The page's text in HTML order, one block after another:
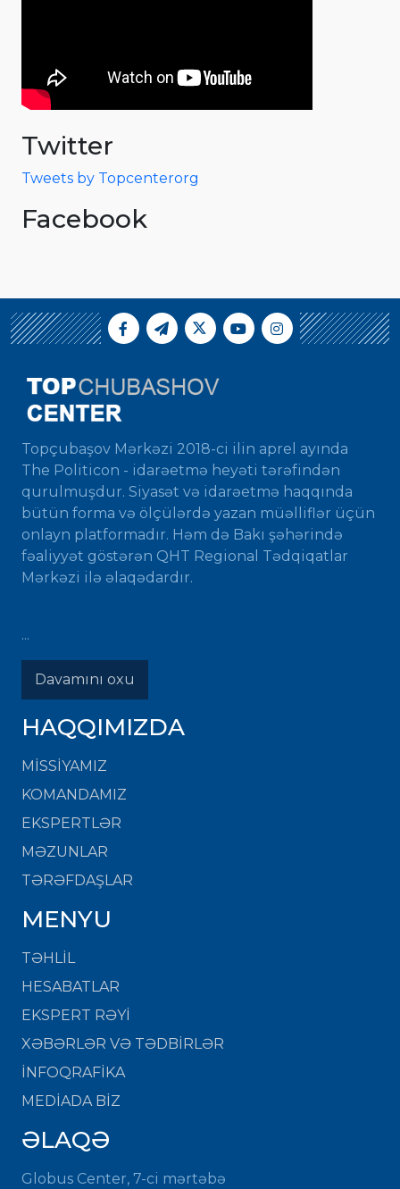
Twitter
Tweets by Topcenterorg
Facebook
Topçubaşov Mərkəzi 2018-ci ilin aprel ayında
The Politicon - idarəetmə heyəti tərəfindən
qurulmuşdur. Siyasət və idarəetmə haqqında
bütün forma və ölçülərdə yazan müəlliflər üçün
onlayn platformadır. Həm də Bakı şəhərində
fəaliyyət göstərən QHT Regional Tədqiqatlar
Mərkəzi ilə əlaqədardır.
...
Davamını oxu
HAQQIMIZDA
MISSIYAMIZ
KOMANDAMIZ
EKSPERTLƏR
MƏZUNLAR
TƏRƏFDAŞLAR
MENYU
TƏHLİL
HESABATLAR
EKSPERT RƏYİ
XƏBƏRLƏR VƏ TƏDBİRLƏR
İNFOQRAFİKA
MEDİADA BİZ
ƏLAQƏ
Globus Center, 7-ci mərtəbə